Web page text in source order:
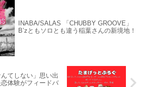
INABA/SALAS 「CHUBBY GROOVE」
B’zともソロとも違う稲葉さんの新境地！
てしない」思い出
体験がフィードバ